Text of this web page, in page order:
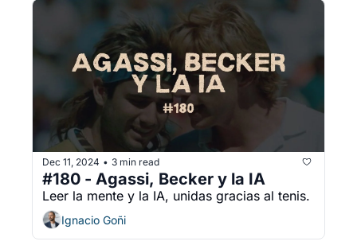
Dec 11, 2024 • 3 min read
#180 - Agassi, Becker y la IA
Leer la mente y la IA, unidas gracias al tenis.
Ignacio Goñi